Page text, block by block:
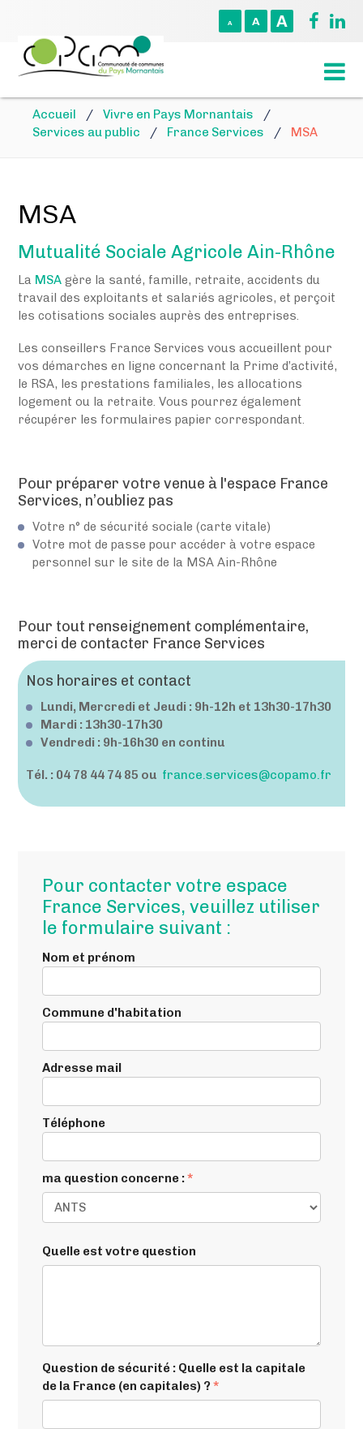
A A A
Accueil / Vivre en Pays Mornantais
/
Services au public
/ France Services / MSA
MSA
Mutualité Sociale Agricole Ain-Rhône
La MSA gère la santé, famille, retraite, accidents du
travail des exploitants et salariés agricoles, et perçoit
les cotisations sociales auprès des entreprises.
Les conseillers France Services vous accueillent pour
vos démarches en ligne concernant la Prime d’activité,
le RSA, les prestations familiales, les allocations
logement ou la retraite. Vous pourrez également
récupérer les formulaires papier correspondant.
Pour préparer votre venue à l'espace France
Services, n’oubliez pas
Votre n° de sécurité sociale (carte vitale)
Votre mot de passe pour accéder à votre espace
personnel sur le site de la MSA Ain-Rhône
Pour tout renseignement complémentaire,
merci de contacter France Services
Nos horaires et contact
Lundi, Mercredi et Jeudi : 9h-12h et 13h30-17h30
Mardi : 13h30-17h30
Vendredi : 9h-16h30 en continu
Tél. : 04 78 44 74 85 ou france.services@copamo.fr
Pour contacter votre espace
France Services, veuillez utiliser
le formulaire suivant :
Nom et prénom
Commune d'habitation
Adresse mail
Téléphone
ma question concerne :*
Quelle est votre question
Question de sécurité : Quelle est la capitale
de la France (en capitales) ?*